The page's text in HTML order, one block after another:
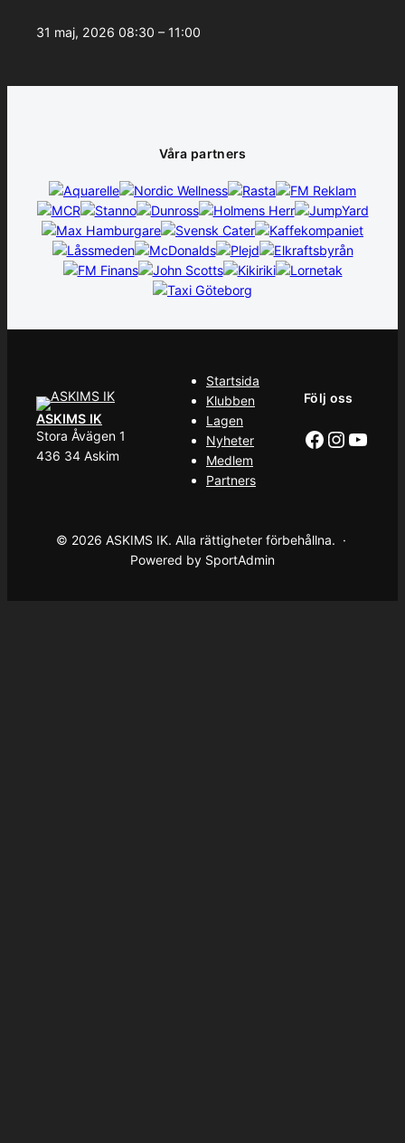
31 maj, 2026 08:30 – 11:00
Våra partners
ASKIMS IK
Stora Åvägen 1
436 34 Askim
Startsida
Klubben
Lagen
Nyheter
Medlem
Partners
Följ oss
Facebook
© 2026 ASKIMS IK. Alla rättigheter förbehållna. ·
Powered by SportAdmin